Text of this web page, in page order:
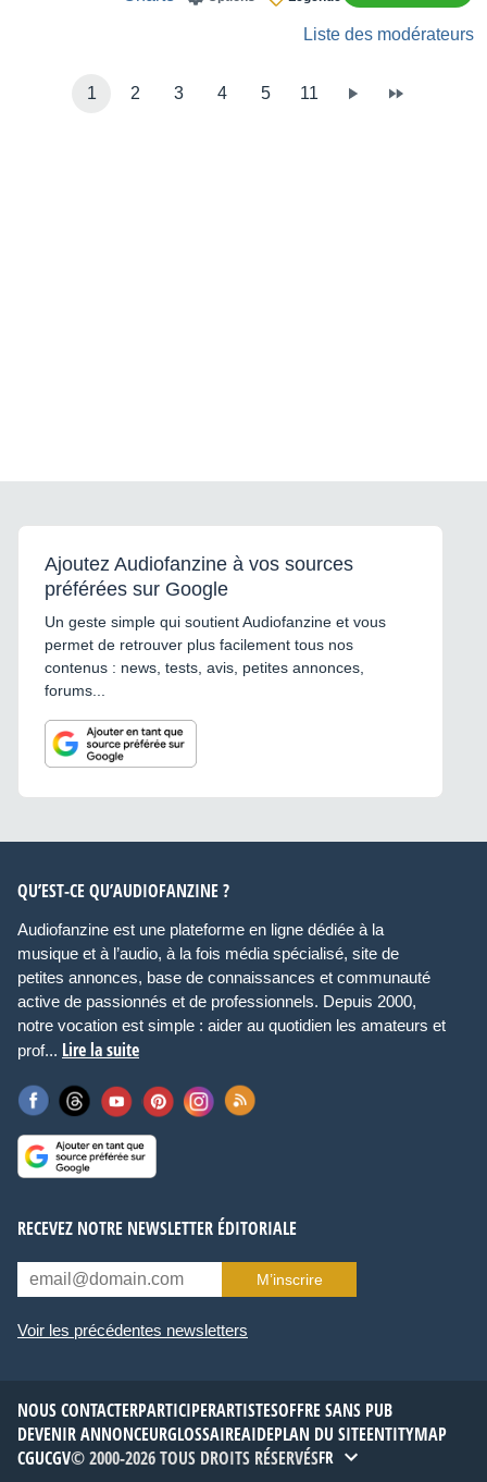
Liste des modérateurs
1 2 3 4 5 11
Ajoutez Audiofanzine à vos sources
préférées sur Google
Un geste simple qui soutient Audiofanzine et vous
permet de retrouver plus facilement tous nos
contenus : news, tests, avis, petites annonces,
forums...
QU’EST-CE QU’AUDIOFANZINE ?
Audiofanzine est une plateforme en ligne dédiée à la
musique et à l’audio, à la fois média spécialisé, site de
petites annonces, base de connaissances et communauté
active de passionnés et de professionnels. Depuis 2000,
notre vocation est simple : aider au quotidien les amateurs et
prof... Lire la suite
RECEVEZ NOTRE NEWSLETTER ÉDITORIALE
M’inscrire
Voir les précédentes newsletters
NOUS CONTACTERPARTICIPERARTISTESOFFRE SANS PUB
DEVENIR ANNONCEURGLOSSAIREAIDEPLAN DU SITEENTITYMAP
CGUCGV© 2000-2026 TOUS DROITS RÉSERVÉSFR